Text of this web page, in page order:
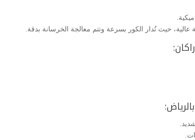
حيث تُدار الكور بسرعة وتتم معالجة الخرسانة بدقة.